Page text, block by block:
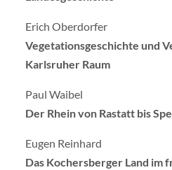
Erich Oberdorfer
Vegetationsgeschichte und
Karlsruher Raum
Paul Waibel
Der Rhein von Rastatt bis
Eugen Reinhard
Das Kochersberger Land im